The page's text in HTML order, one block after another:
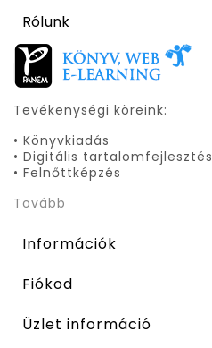
Rólunk
Tevékenységi köreink:
• Könyvkiadás
• Digitális tartalomfejlesztés
• Felnőttképzés
Tovább
Információk
Fiókod
Üzlet információ